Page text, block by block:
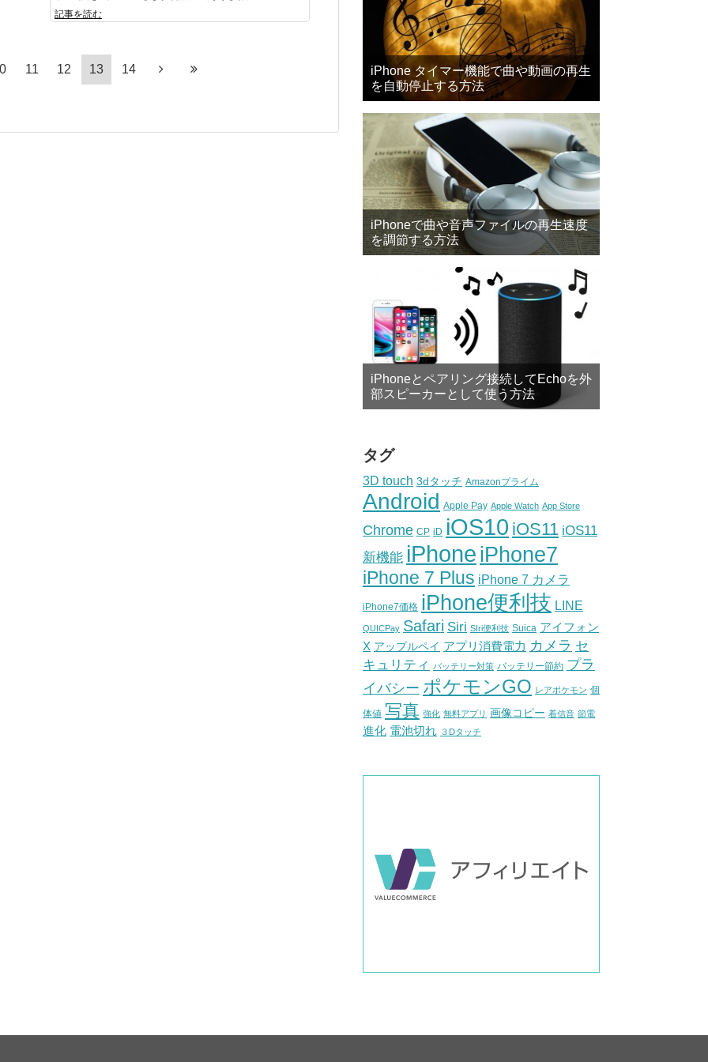
記事を読む
11 12 13 14
iPhone タイマー機能で曲や動画の再生
を自動停止する方法
iPhoneで曲や音声ファイルの再生速度
を調節する方法
iPhoneとペアリング接続してEchoを外
部スピーカーとして使う方法
タグ
3D touch 3dタッチ Amazonプライム
Android Apple Pay Apple Watch App Store
Chrome CP iD iOS10 iOS11 iOS11
新機能 iPhoneiPhone7
iPhone 7 Plus iPhone 7 カメラ
iPhone7価格 iPhone便利技 LINE
QUICPay Safari Siri SIri便利技 Suica アイフォン
X アップルペイ アプリ消費電力 カメラ セ
キュリティ
バッテリー対策 バッテリー節約 プラ
イバシー ポケモンGO レアポケモン 個
体値 写真 強化 無料アプリ 画像コピー 着信音 節電
進化 電池切れ ３Dタッチ